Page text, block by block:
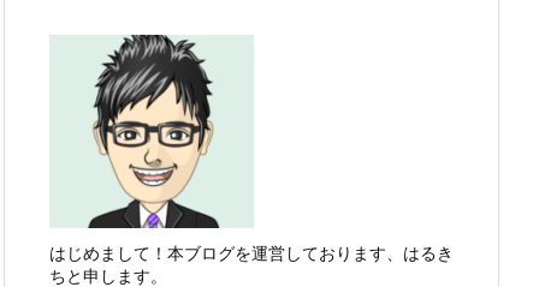
はじめまして！本ブログを運営しております、はるき
ちと申します。